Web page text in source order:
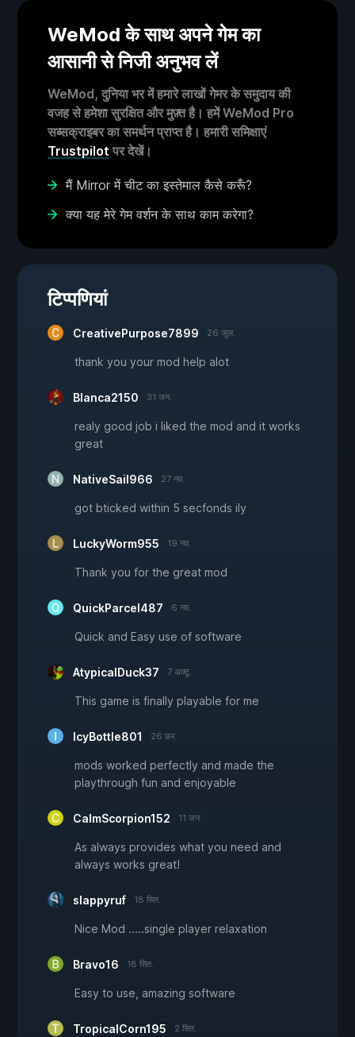
WeMod के साथ अपने गेम का
आसानी से निजी अनुभव लें
WeMod, दुनिया भर में हमारे लाखों गेमर के समुदाय की
वजह से हमेशा सुरक्षित और मुफ़्त है। हमें WeMod Pro
सब्सक्राइबर का समर्थन प्राप्त है। हमारी समिक्षाएं
Trustpilot पर देखें।
मैं Mirror में चीट का इस्तेमाल कैसे करूँ?
क्या यह मेरे गेम वर्शन के साथ काम करेगा?
टिप्पणियां
CreativePurpose7899 26 जुल.
thank you your mod help alot
Blanca2150 31 जन.
realy good job i liked the mod and it works
great
NativeSail966 27 नव.
got bticked within 5 secfonds ily
LuckyWorm955 19 नव.
Thank you for the great mod
QuickParcel487 6 नव.
Quick and Easy use of software
AtypicalDuck37 7 अक्टू.
This game is finally playable for me
IcyBottle801 26 फ़र.
mods worked perfectly and made the
playthrough fun and enjoyable
CalmScorpion152 11 जन.
As always provides what you need and
always works great!
slappyruf 18 सित.
Nice Mod .....single player relaxation
Bravo16 18 सित.
Easy to use, amazing software
TropicalCorn195 2 सित.